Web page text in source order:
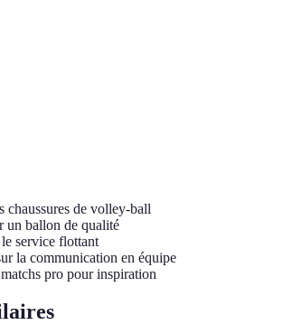
chaussures de volley-ball
un ballon de qualité
service flottant
la communication en équipe
pro pour inspiration